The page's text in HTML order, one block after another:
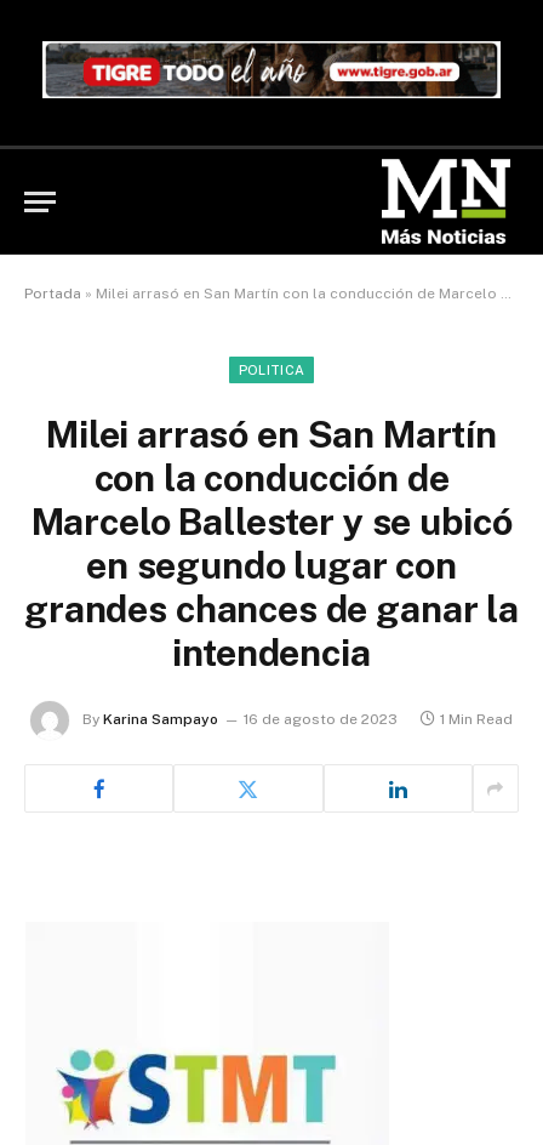
Portada » Milei arrasó en San Martín con la conducción de Marcelo Ballester y se ubicó en segundo lugar con grandes chances de ganar la intendencia
POLITICA
Milei arrasó en San Martín
con la conducción de
Marcelo Ballester y se ubicó
en segundo lugar con
grandes chances de ganar la
intendencia
By Karina Sampayo 16 de agosto de 2023 1 Min Read